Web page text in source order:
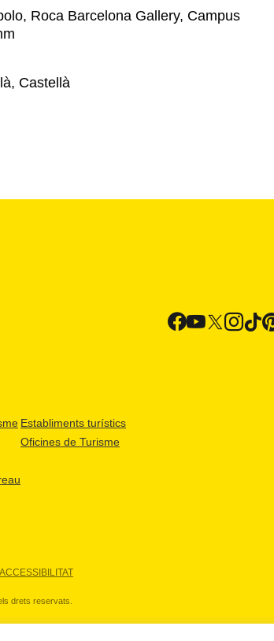
Roca Barcelona Gallery, Campus
Castellà
Establiments turístics
Oficines de Turisme
ACCESSIBILITAT
drets reservats.